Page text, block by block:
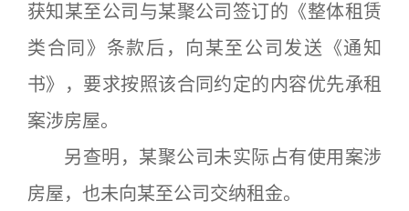
获知某至公司与某聚公司签订的《整体租赁
类合同》条款后，向某至公司发送《通知
书》，要求按照该合同约定的内容优先承租
案涉房屋。
另查明，某聚公司未实际占有使用案涉
房屋，也未向某至公司交纳租金。